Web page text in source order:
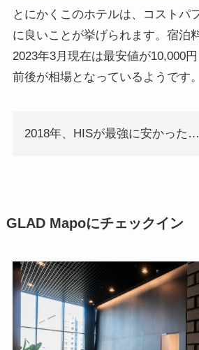
とにかくこのホテルは、コストパ
に良いことが挙げられます。宿泊
2023年3月現在は最安値が10,000
前後が相場となっているようです。
2018年、HISが最強に安かった…
GLAD Mapoにチェックイン